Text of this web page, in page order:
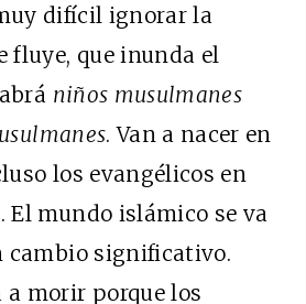
difícil ignorar la
fluye, que inunda el
niños musulmanes
. Van a nacer en
los evangélicos en
El mundo islámico se va
cambio significativo.
a morir porque los